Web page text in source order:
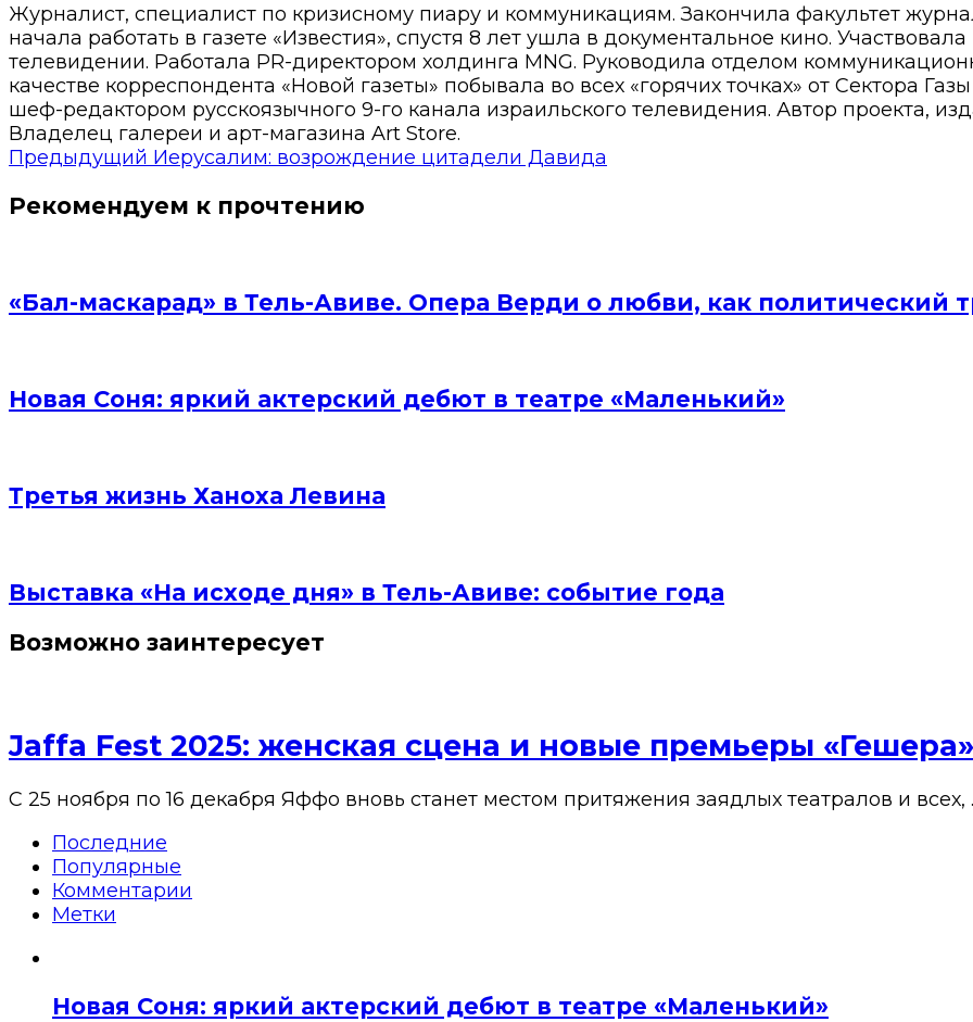
Журналист, специалист по кризисному пиару и коммуникациям. Закончила факультет
начала работать в газете «Известия», спустя 8 лет ушла в документальное кино.
телевидении. Работала PR-директором холдинга MNG. Руководила отделом
качестве корреспондента «Новой газеты» побывала во всех «горячих точках» от Сектора
шеф-редактором русскоязычного 9-го канала израильского телевидения. Автор проекта,
Владелец галереи и арт-магазина Art Store.
Предыдущий Иерусалим: возрождение цитадели Давида
Рекомендуем к прочтению
«Бал-маскарад» в Тель-Авиве. Опера Верди о любви, как политический
Новая Соня: яркий актерский дебют в театре «Маленький»
Третья жизнь Ханоха Левина
Выставка «На исходе дня» в Тель-Авиве: событие года
Возможно заинтересует
Jaffa Fest 2025: женская сцена и новые премьеры «Гешера»
С 25 ноября по 16 декабря Яффо вновь станет местом притяжения заядлых театралов и всех,
Последние
Популярные
Комментарии
Метки
Новая Соня: яркий актерский дебют в театре «Маленький»